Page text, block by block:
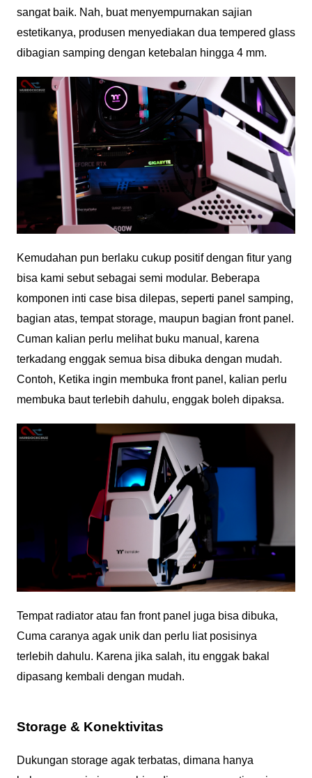
sangat baik. Nah, buat menyempurnakan sajian
estetikanya, produsen menyediakan dua tempered glass
dibagian samping dengan ketebalan hingga 4 mm.
Kemudahan pun berlaku cukup positif dengan fitur yang
bisa kami sebut sebagai semi modular. Beberapa
komponen inti case bisa dilepas, seperti panel samping,
bagian atas, tempat storage, maupun bagian front panel.
Cuman kalian perlu melihat buku manual, karena
terkadang enggak semua bisa dibuka dengan mudah.
Contoh, Ketika ingin membuka front panel, kalian perlu
membuka baut terlebih dahulu, enggak boleh dipaksa.
Tempat radiator atau fan front panel juga bisa dibuka,
Cuma caranya agak unik dan perlu liat posisinya
terlebih dahulu. Karena jika salah, itu enggak bakal
dipasang kembali dengan mudah.
Storage & Konektivitas
Dukungan storage agak terbatas, dimana hanya